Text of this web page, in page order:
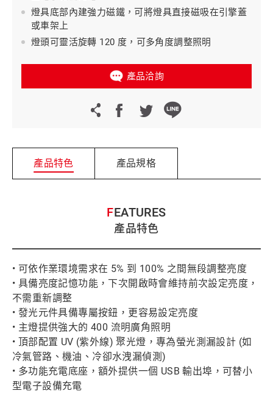
燈具底部內建強力磁鐵，可將燈具直接磁吸在引擎蓋
或車架上
燈頭可靈活旋轉 120 度，可多角度調整照明
產品洽詢
產品特色 產品規格
FEATURES
產品特色
• 可依作業環境需求在 5% 到 100% 之間無段調整亮度
• 具備亮度記憶功能，下次開啟時會維持前次設定亮度，
不需重新調整
• 發光元件具備專屬按鈕，更容易設定亮度
• 主燈提供強大的 400 流明廣角照明
• 頂部配置 UV (紫外線) 聚光燈，專為螢光測漏設計 (如
冷氣管路、機油、冷卻水洩漏偵測)
• 多功能充電底座，額外提供一個 USB 輸出埠，可替小
型電子設備充電